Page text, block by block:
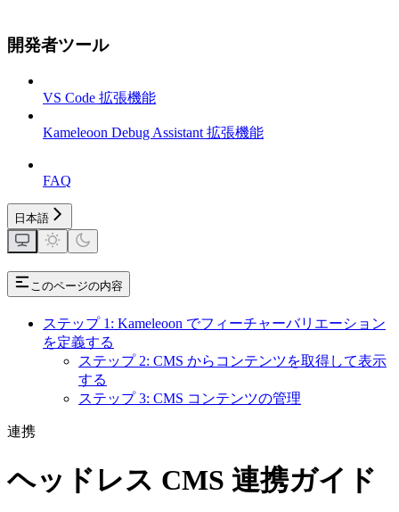
開発者ツール
VS Code 拡張機能
Kameleoon Debug Assistant 拡張機能
FAQ
日本語
このページの内容
ステップ 1: Kameleoon でフィーチャーバリエーション
を定義する
ステップ 2: CMS からコンテンツを取得して表示
する
ステップ 3: CMS コンテンツの管理
連携
ヘッドレス CMS 連携ガイド